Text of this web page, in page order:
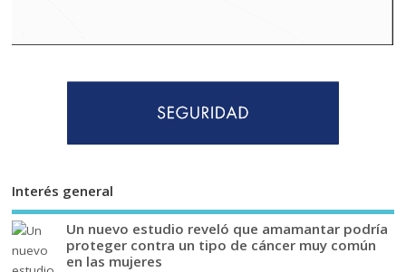
Interés general
Un nuevo estudio reveló que amamantar podría
proteger contra un tipo de cáncer muy común
en las mujeres